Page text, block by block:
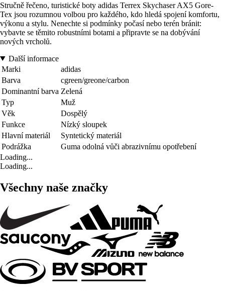
Stručně řečeno, turistické boty adidas Terrex Skychaser AX5 Gore-
Tex jsou rozumnou volbou pro každého, kdo hledá spojení komfortu,
výkonu a stylu. Nenechte si podmínky počasí nebo terén bránit:
vybavte se těmito robustními botami a připravte se na dobývání
nových vrcholů.
Další informace
Marki
adidas
Barva
cgreen/greone/carbon
Dominantní barva Zelená
Typ
Muž
Věk
Dospělý
Funkce
Nízký sloupek
Hlavní materiál
Syntetický materiál
Podrážka
Guma odolná vůči abrazivnímu opotřebení
Loading...
Loading...
Všechny naše značky